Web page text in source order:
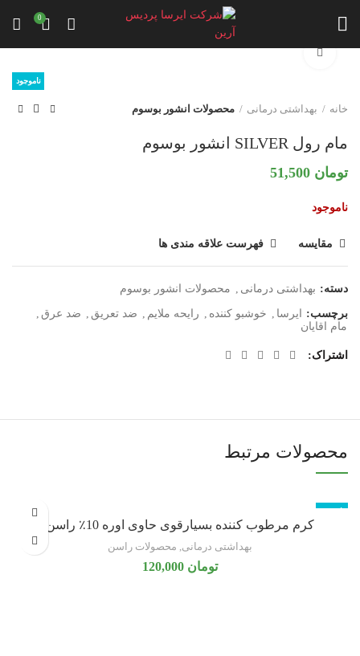
0
ناموجود
خانه بهداشتی درمانی محصولات انشور بوسوم
مام رول SILVER انشور بوسوم
تومان
ناموجود
مقایسه فهرست علاقه مندی ها
دسته: بهداشتی درمانی , محصولات انشور بوسوم
برچسب: ایرسا , خوشبو کننده , رایحه ملایم , ضد تعریق , ضد عرق ,
مام اقایان
اشتراک
محصولات مرتبط
ناموجود
کرم مرطوب کننده بسیارقوی حاوی اوره 10٪ راسن
بهداشتی درمانی, محصولات راسن
تومان